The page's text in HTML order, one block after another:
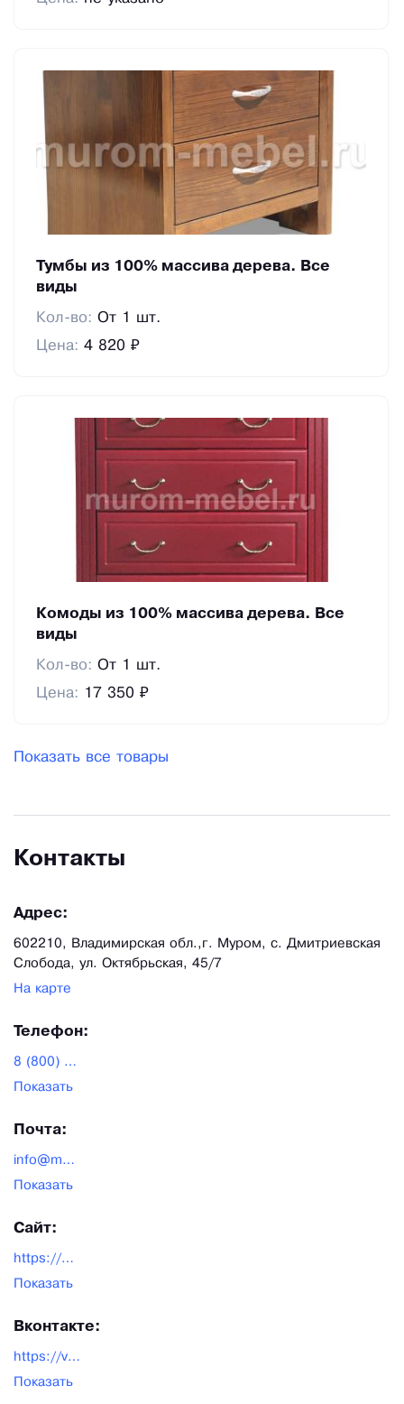
Тумбы из 100% массива дерева. Все
виды
Кол-во:От 1 шт.
Цена:4 820 ₽
Комоды из 100% массива дерева. Все
виды
Кол-во:От 1 шт.
Цена: 17 350 ₽
Показать все товары
Контакты
Адрес:
602210, Владимирская обл.,г. Муром, c. Дмитриевская
Слобода, ул. Октябрьская, 45/7
На карте
Телефон:
8 (800) 550-23-02
Показать
Почта:
info@murom-mebel.ru
Показать
Сайт:
https://murom-mebel.ru/
Показать
Вконтакте:
https://vk.com/murom_mebel_official
Показать